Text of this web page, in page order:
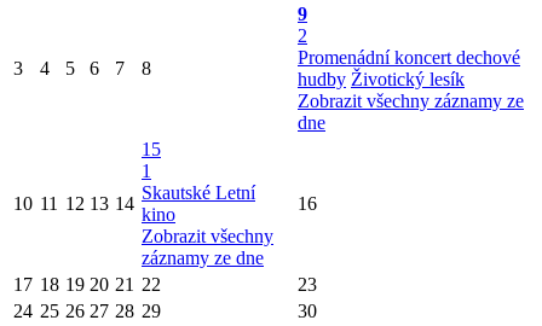
3 4 5 6 7 8
9
2
Promenádní koncert dechové
hudby Životický lesík
Zobrazit všechny záznamy ze
dne
10 11 12 13 14
15
1
Skautské Letní
kino
Zobrazit všechny
záznamy ze dne
16
17 18 19 20 21 22
23
24 25 26 27 28 29
30